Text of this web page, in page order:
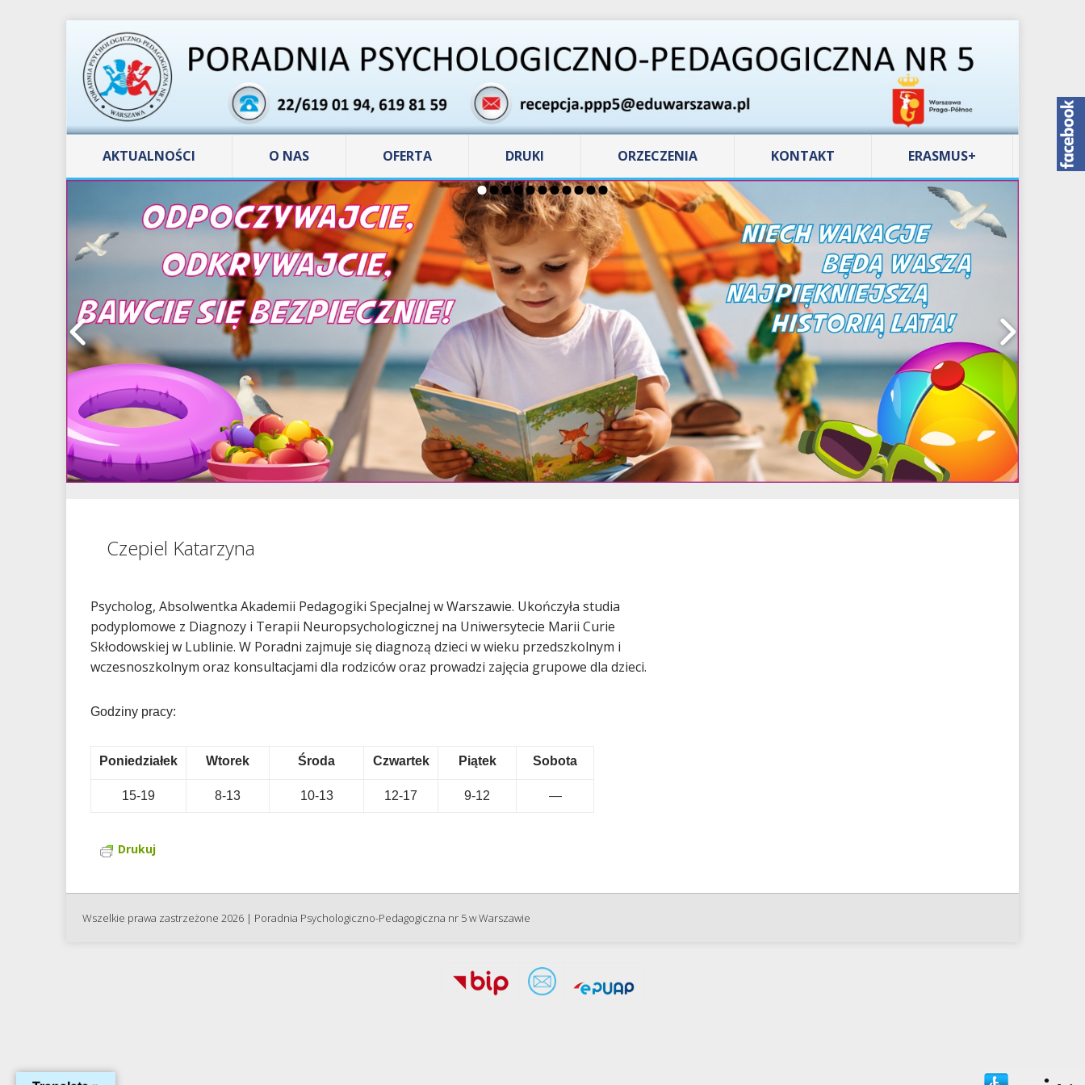
AKTUALNOŚCI O NAS OFERTA DRUKI ORZECZENIA KONTAKT ERASMUS+
Czepiel Katarzyna
Psycholog, Absolwentka Akademii Pedagogiki Specjalnej w Warszawie. Ukończyła studia
podyplomowe z Diagnozy i Terapii Neuropsychologicznej na Uniwersytecie Marii Curie
Skłodowskiej w Lublinie. W Poradni zajmuje się diagnozą dzieci w wieku przedszkolnym i
wczesnoszkolnym oraz konsultacjami dla rodziców oraz prowadzi zajęcia grupowe dla dzieci.
Godziny pracy:
Poniedziałek Wtorek Środa Czwartek Piątek Sobota
15-19 8-13 10-13 12-17 9-12 —
Drukuj
Wszelkie prawa zastrzeżone 2026 | Poradnia Psychologiczno-Pedagogiczna nr 5 w Warszawie